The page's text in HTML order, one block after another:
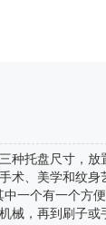
种托盘尺寸，
术、美学和纹
一个有一个方
械，再到刷子